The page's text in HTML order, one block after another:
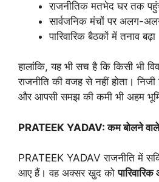
राजनीतिक मतभेद घर तक
सार्वजनिक मंचों पर अलग-
पारिवारिक बैठकों में तनाव बढ़ा
हालांकि, यह भी सच है कि किसी भी
राजनीति की वजह से नहीं होता। निजी
और आपसी समझ की कमी भी अहम
PRATEEK YADAV:कमबोलने
PRATEEK YADAV राजनीति में
आए हैं। वह अक्सर खुद कोपारिवारिक